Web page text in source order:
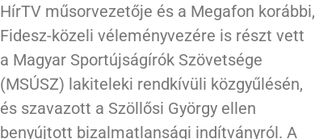
HírTV műsorvezetője és a Megafon korábbi,
Fidesz-közeli véleményvezére is részt vett
a Magyar Sportújságírók Szövetsége
(MSÚSZ) lakiteleki rendkívüli közgyűlésén,
és szavazott a Szöllősi György ellen
benyújtott bizalmatlansági indítványról. A